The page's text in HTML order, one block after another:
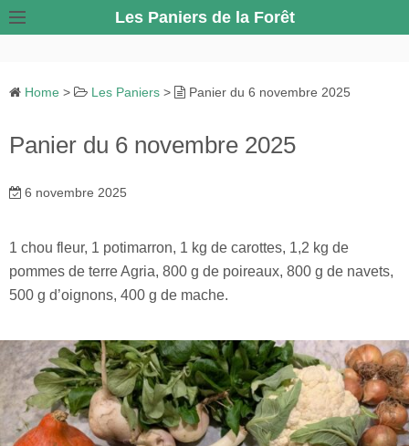
k
Les Paniers de la Forêt
Home > Les Paniers > Panier du 6 novembre 2025
Panier du 6 novembre 2025
6 novembre 2025
1 chou fleur, 1 potimarron, 1 kg de carottes, 1,2 kg de
pommes de terre Agria, 800 g de poireaux, 800 g de navets,
500 g d’oignons, 400 g de mache.